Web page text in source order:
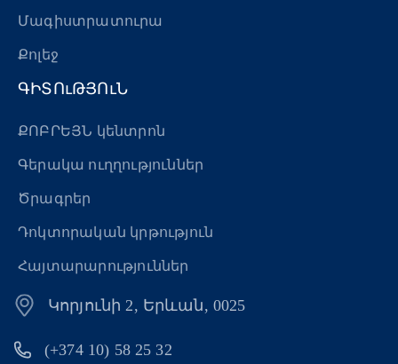
Մագիստրատուրա
Քոլեջ
ԳԻՏՈւԹՅՈւՆ
ՔՈԲՐԵՅՆ կենտրոն
Գերակա ուղղություններ
Ծրագրեր
Դոկտորական կրթություն
Հայտարարություններ
Կորյունի 2, Երևան, 0025
(+374 10) 58 25 32